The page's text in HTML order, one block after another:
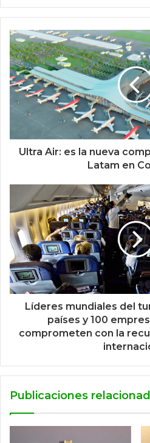
Ultra Air: es la nueva
Latam en
Líderes mundiales del
países y 100
comprometen con la
Publicaciones